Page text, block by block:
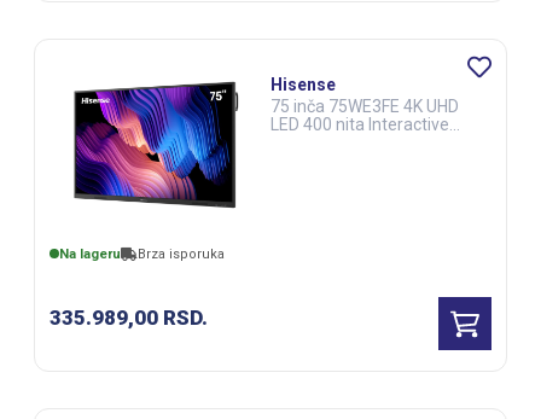
Na lageru Brza isporuka
335.989,00 RSD.
Hisense
75 inča 75WE3FE 4K UHD
LED 400 nita Interactive